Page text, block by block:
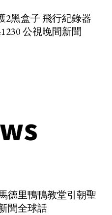
2黑盒子 飛行紀錄器
公視晚間新聞
德里鴨鴨教堂引朝聖
聞全球話